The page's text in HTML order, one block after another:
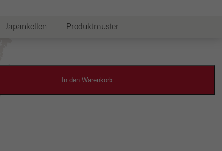
Japankellen Produktmuster
In den Warenkorb